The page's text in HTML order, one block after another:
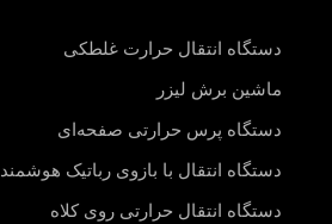
دستگاه انتقال حرارت غلطکی
ماشین برش لیزر
دستگاه پرس حرارتی صفحه‌ای
دستگاه انتقال با بازوی رباتیک هوشمند
دستگاه انتقال حرارتی روی کلاه